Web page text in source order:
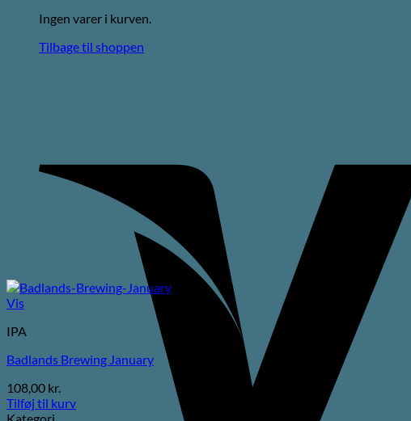
Ingen varer i kurven.
Tilbage til shoppen
Vis
IPA
Badlands Brewing January
108,00 kr.
Tilføj til kurv